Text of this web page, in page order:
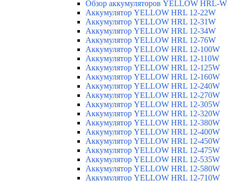
Обзор аккумуляторов YELLOW HRL-W
Аккумулятор YELLOW HRL 12-22W
Аккумулятор YELLOW HRL 12-31W
Аккумулятор YELLOW HRL 12-34W
Аккумулятор YELLOW HRL 12-76W
Аккумулятор YELLOW HRL 12-100W
Аккумулятор YELLOW HRL 12-110W
Аккумулятор YELLOW HRL 12-125W
Аккумулятор YELLOW HRL 12-160W
Аккумулятор YELLOW HRL 12-240W
Аккумулятор YELLOW HRL 12-270W
Аккумулятор YELLOW HRL 12-305W
Аккумулятор YELLOW HRL 12-320W
Аккумулятор YELLOW HRL 12-380W
Аккумулятор YELLOW HRL 12-400W
Аккумулятор YELLOW HRL 12-450W
Аккумулятор YELLOW HRL 12-475W
Аккумулятор YELLOW HRL 12-535W
Аккумулятор YELLOW HRL 12-580W
Аккумулятор YELLOW HRL 12-710W